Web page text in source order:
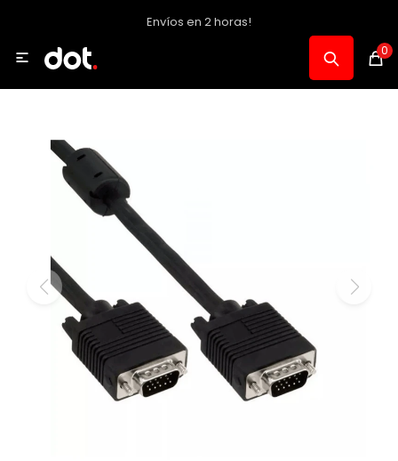
Envíos en 2 horas!
0

Notebooks y PC
Celulares, Relojes y Tablets
Informática
Audio, Foto y Video
Consolas y Accesorios